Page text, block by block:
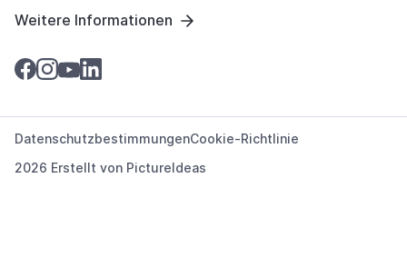
Weitere Informationen
2026 Erstellt von PictureIdeas
DatenschutzbestimmungenCookie-Richtlinie